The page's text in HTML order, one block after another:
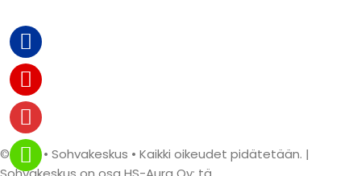
© 2026 • Sohvakeskus • Kaikki oikeudet pidätetään. |